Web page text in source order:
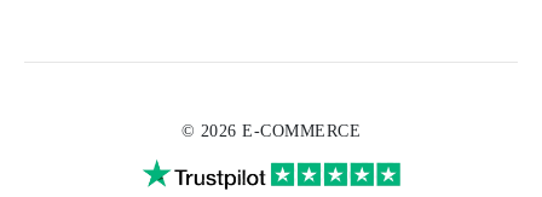
© 2026 E-COMMERCE